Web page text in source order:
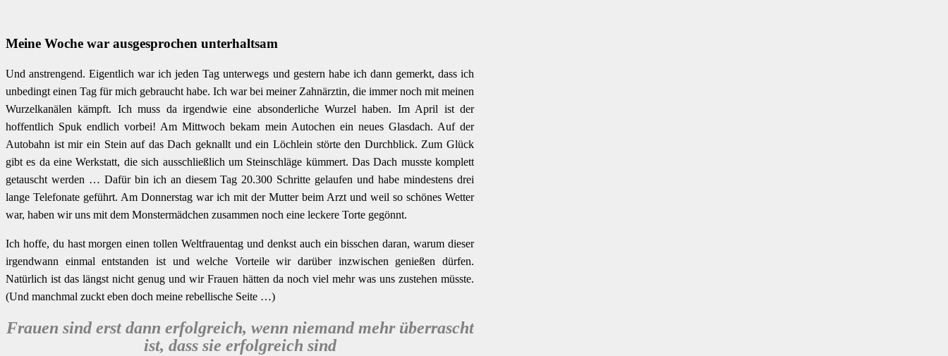
Meine Woche war ausgesprochen unterhaltsam
Und anstrengend. Eigentlich war ich jeden Tag unterwegs und gestern habe ich dann gemerkt, dass ich
unbedingt einen Tag für mich gebraucht habe. Ich war bei meiner Zahnärztin, die immer noch mit meinen
Wurzelkanälen kämpft. Ich muss da irgendwie eine absonderliche Wurzel haben. Im April ist der
hoffentlich Spuk endlich vorbei! Am Mittwoch bekam mein Autochen ein neues Glasdach. Auf der
Autobahn ist mir ein Stein auf das Dach geknallt und ein Löchlein störte den Durchblick. Zum Glück
gibt es da eine Werkstatt, die sich ausschließlich um Steinschläge kümmert. Das Dach musste komplett
getauscht werden … Dafür bin ich an diesem Tag 20.300 Schritte gelaufen und habe mindestens drei
lange Telefonate geführt. Am Donnerstag war ich mit der Mutter beim Arzt und weil so schönes Wetter
war, haben wir uns mit dem Monstermädchen zusammen noch eine leckere Torte gegönnt.
Ich hoffe, du hast morgen einen tollen Weltfrauentag und denkst auch ein bisschen daran, warum dieser
irgendwann einmal entstanden ist und welche Vorteile wir darüber inzwischen genießen dürfen.
Natürlich ist das längst nicht genug und wir Frauen hätten da noch viel mehr was uns zustehen müsste.
(Und manchmal zuckt eben doch meine rebellische Seite …)
Frauen sind erst dann erfolgreich, wenn niemand mehr überrascht
ist, dass sie erfolgreich sind